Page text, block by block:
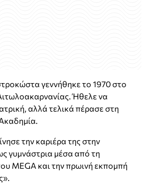
γεννήθηκε το 1970 στο
Ήθελε να
αλλά τελικά πέρασε στη
την καριέρα της στην
γυμνάστρια μέσα από τη
MEGA και την πρωινή εκπομπή